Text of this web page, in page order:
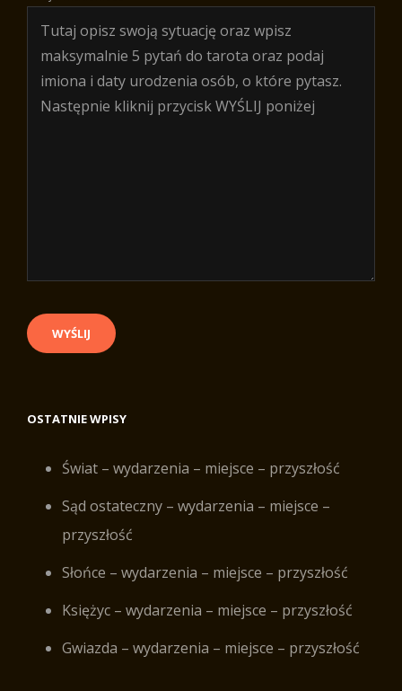
OSTATNIE WPISY
Świat – wydarzenia – miejsce – przyszłość
Sąd ostateczny – wydarzenia – miejsce –
przyszłość
Słońce – wydarzenia – miejsce – przyszłość
Księżyc – wydarzenia – miejsce – przyszłość
Gwiazda – wydarzenia – miejsce – przyszłość